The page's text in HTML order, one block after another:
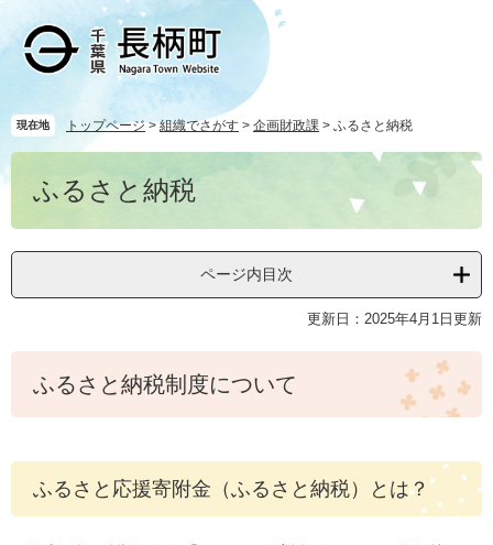
ー
で
す
ニ
ば
し
現在地 トップページ >組織でさがす > 企画財政課 > ふるさと納税
ふるさと納税
ページ内目次
更新日：2025年4月1日更新
ふるさと納税制度について
ふるさと応援寄附金（ふるさと納税）とは？